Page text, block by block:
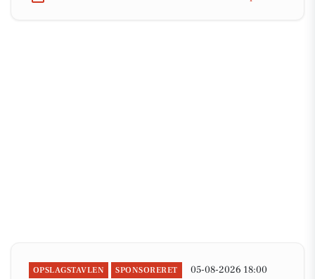
OPSLAGSTAVLEN SPONSORERET 05-08-2026 18:00